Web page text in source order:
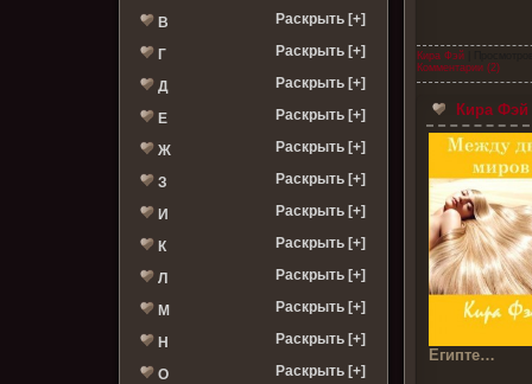
В Раскрыть [+]
Г Раскрыть [+]
Д Раскрыть [+]
Е Раскрыть [+]
Ж Раскрыть [+]
З Раскрыть [+]
И Раскрыть [+]
К Раскрыть [+]
Л Раскрыть [+]
М Раскрыть [+]
Н Раскрыть [+]
О Раскрыть [+]
Кира Фэй
Комментарии (2)
Кира
Египте…